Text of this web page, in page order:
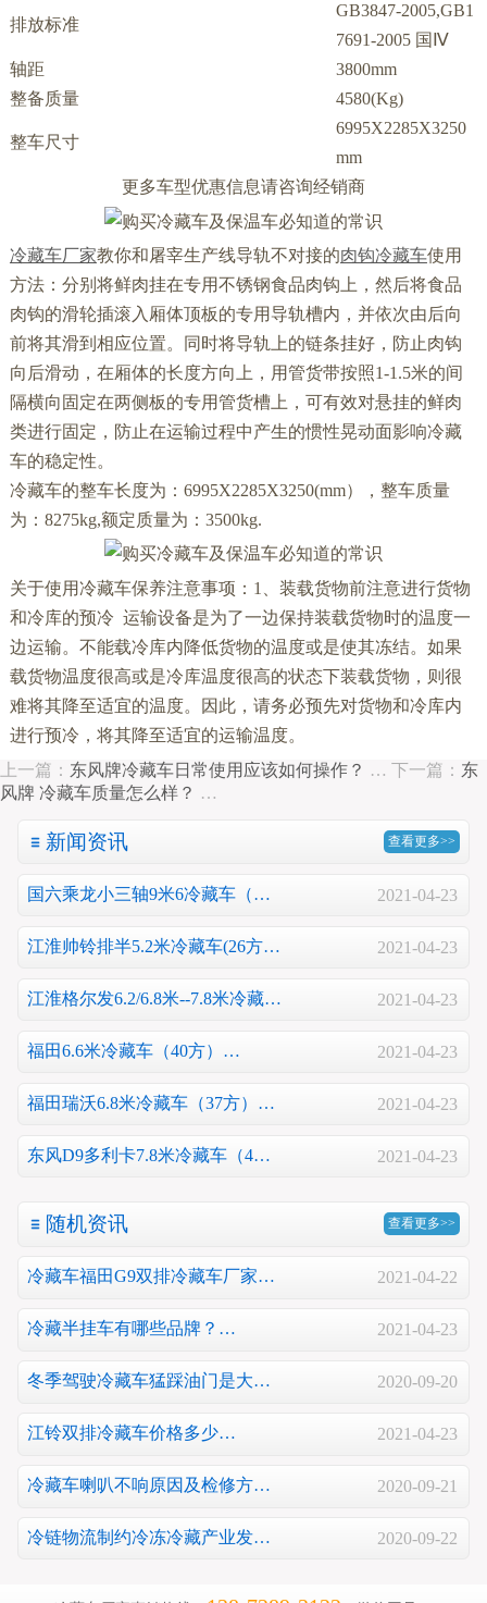
排放标准
GB3847-2005,GB1
7691-2005 国Ⅳ
轴距
3800mm
整备质量
4580(Kg)
整车尺寸
6995X2285X3250
mm
更多车型优惠信息请咨询经销商
冷藏车厂家教你和屠宰生产线导轨不对接的肉钩冷藏车使用
方法：分别将鲜肉挂在专用不锈钢食品肉钩上，然后将食品
肉钩的滑轮插滚入厢体顶板的专用导轨槽内，并依次由后向
前将其滑到相应位置。同时将导轨上的链条挂好，防止肉钩
向后滑动，在厢体的长度方向上，用管货带按照1-1.5米的间
隔横向固定在两侧板的专用管货槽上，可有效对悬挂的鲜肉
类进行固定，防止在运输过程中产生的惯性晃动面影响冷藏
车的稳定性。
冷藏车的整车长度为：6995X2285X3250(mm），整车质量
为：8275kg,额定质量为：3500kg.
关于使用冷藏车保养注意事项：1、装载货物前注意进行货物
和冷库的预冷 运输设备是为了一边保持装载货物时的温度一
边运输。不能载冷库内降低货物的温度或是使其冻结。如果
载货物温度很高或是冷库温度很高的状态下装载货物，则很
难将其降至适宜的温度。因此，请务必预先对货物和冷库内
进行预冷，将其降至适宜的运输温度。
上一篇： 东风牌冷藏车日常使用应该如何操作？ … 下一篇： 东
风牌 冷藏车质量怎么样？ …
新闻资讯 查看更多>>
国六乘龙小三轴9米6冷藏车（… 2021-04-23
江淮帅铃排半5.2米冷藏车(26方… 2021-04-23
江淮格尔发6.2/6.8米--7.8米冷藏… 2021-04-23
福田6.6米冷藏车（40方）… 2021-04-23
福田瑞沃6.8米冷藏车（37方）… 2021-04-23
东风D9多利卡7.8米冷藏车（4… 2021-04-23
随机资讯 查看更多>>
冷藏车福田G9双排冷藏车厂家… 2021-04-22
冷藏半挂车有哪些品牌？… 2021-04-23
冬季驾驶冷藏车猛踩油门是大… 2020-09-20
江铃双排冷藏车价格多少… 2021-04-23
冷藏车喇叭不响原因及检修方… 2020-09-21
冷链物流制约冷冻冷藏产业发… 2020-09-22